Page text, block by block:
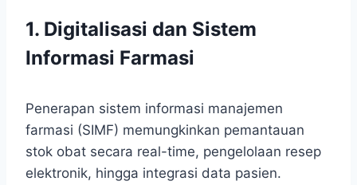
1. Digitalisasi dan Sistem
Informasi Farmasi
Penerapan sistem informasi manajemen
farmasi (SIMF) memungkinkan pemantauan
stok obat secara real-time, pengelolaan resep
elektronik, hingga integrasi data pasien.